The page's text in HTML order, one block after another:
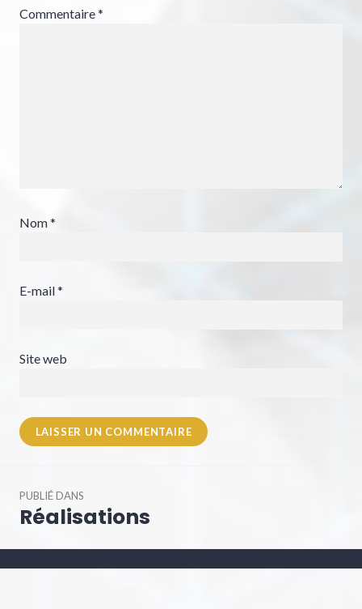
Commentaire*
Nom*
E-mail*
Site web
dePUBLIÉ DANS
Réalisations